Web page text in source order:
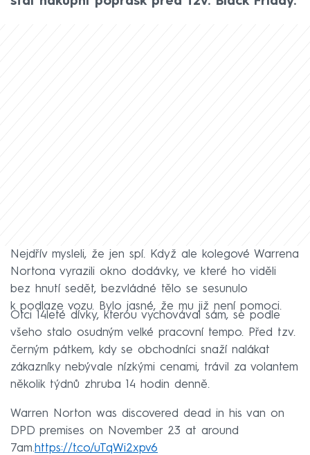
Nejdřív mysleli, že jen spí. Když ale kolegové Warrena
Nortona vyrazili okno dodávky, ve které ho viděli
bez hnutí sedět, bezvládné tělo se sesunulo
k podlaze vozu. Bylo jasné, že mu již není pomoci.
Otci 14leté dívky, kterou vychovával sám, se podle
všeho stalo osudným velké pracovní tempo. Před tzv.
černým pátkem, kdy se obchodníci snaží nalákat
zákazníky nebývale nízkými cenami, trávil za volantem
několik týdnů zhruba 14 hodin denně.
Warren Norton was discovered dead in his van on
DPD premises on November 23 at around
7am.https://t.co/uTqWi2xpv6